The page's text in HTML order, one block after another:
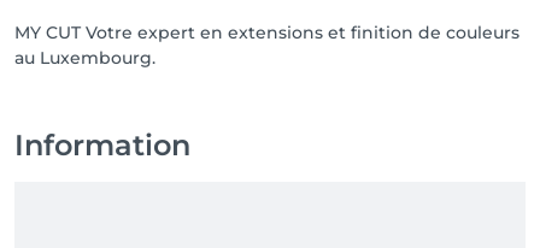
MY CUT Votre expert en extensions et finition de couleurs
au Luxembourg.
Information